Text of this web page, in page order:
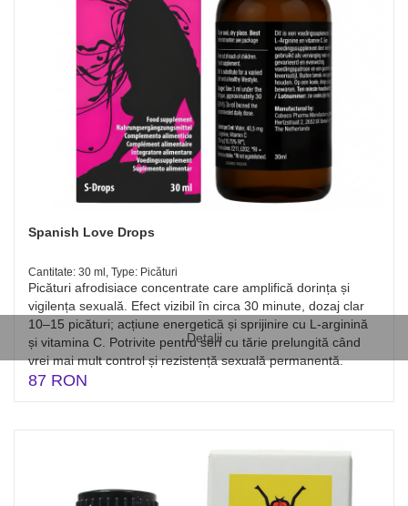
Detalii
Spanish Love Drops
Cantitate: 30 ml, Type: Picături
Picături afrodisiace concentrate care amplifică dorința și
vigilența sexuală. Efect vizibil în circa 30 minute, dozaj clar
10–15 picături; acțiune energetică și sprijinire cu L‑arginină
și vitamina C. Potrivite pentru seri cu tărie prelungită când
vrei mai mult control și rezistență sexuală permanentă.
87 RON